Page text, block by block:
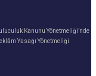
Kanunu Yönetmeliği’nde
Yasağı Yönetmeliği